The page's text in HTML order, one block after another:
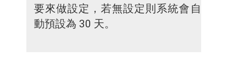
要來做設定，若無設定則系統會自
動預設為 30 天。